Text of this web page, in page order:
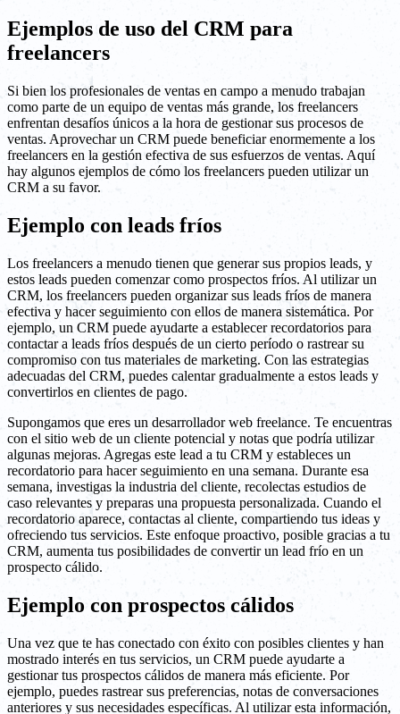
Ejemplos de uso del CRM para
freelancers
Si bien los profesionales de ventas en campo a menudo trabajan
como parte de un equipo de ventas más grande, los freelancers
enfrentan desafíos únicos a la hora de gestionar sus procesos de
ventas. Aprovechar un CRM puede beneficiar enormemente a los
freelancers en la gestión efectiva de sus esfuerzos de ventas. Aquí
hay algunos ejemplos de cómo los freelancers pueden utilizar un
CRM a su favor.
Ejemplo con leads fríos
Los freelancers a menudo tienen que generar sus propios leads, y
estos leads pueden comenzar como prospectos fríos. Al utilizar un
CRM, los freelancers pueden organizar sus leads fríos de manera
efectiva y hacer seguimiento con ellos de manera sistemática. Por
ejemplo, un CRM puede ayudarte a establecer recordatorios para
contactar a leads fríos después de un cierto período o rastrear su
compromiso con tus materiales de marketing. Con las estrategias
adecuadas del CRM, puedes calentar gradualmente a estos leads y
convertirlos en clientes de pago.
Supongamos que eres un desarrollador web freelance. Te encuentras
con el sitio web de un cliente potencial y notas que podría utilizar
algunas mejoras. Agregas este lead a tu CRM y estableces un
recordatorio para hacer seguimiento en una semana. Durante esa
semana, investigas la industria del cliente, recolectas estudios de
caso relevantes y preparas una propuesta personalizada. Cuando el
recordatorio aparece, contactas al cliente, compartiendo tus ideas y
ofreciendo tus servicios. Este enfoque proactivo, posible gracias a tu
CRM, aumenta tus posibilidades de convertir un lead frío en un
prospecto cálido.
Ejemplo con prospectos cálidos
Una vez que te has conectado con éxito con posibles clientes y han
mostrado interés en tus servicios, un CRM puede ayudarte a
gestionar tus prospectos cálidos de manera más eficiente. Por
ejemplo, puedes rastrear sus preferencias, notas de conversaciones
anteriores y sus necesidades específicas. Al utilizar esta información,